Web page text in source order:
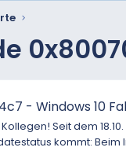
- Windows 10
Seit dem
kommt: